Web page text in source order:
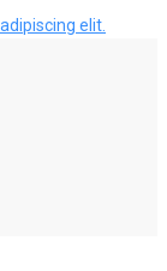
elit.